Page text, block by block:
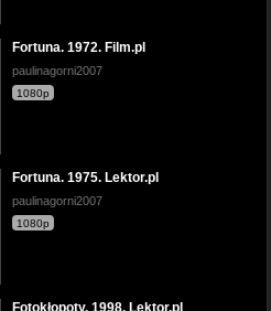
Fortuna. 1972. Film.pl
paulinagorni2007
1080p
Fortuna. 1975. Lektor.pl
paulinagorni2007
1080p
Fotokłopoty. 1998. Lektor.pl